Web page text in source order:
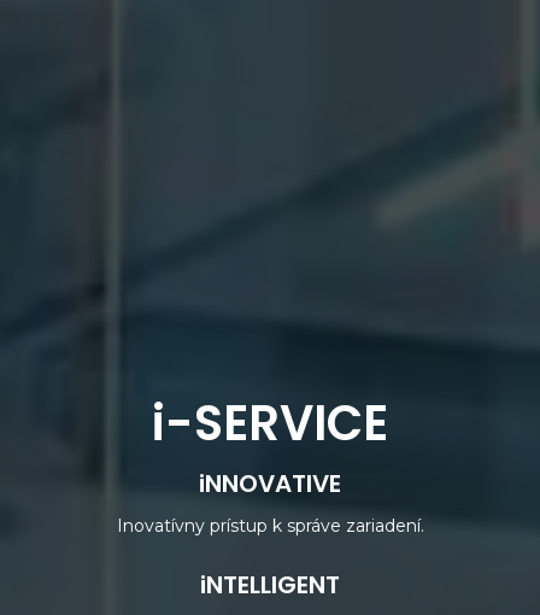
i-SERVICE
iNNOVATIVE
Inovatívny prístup k správe zariadení.
iNTELLIGENT